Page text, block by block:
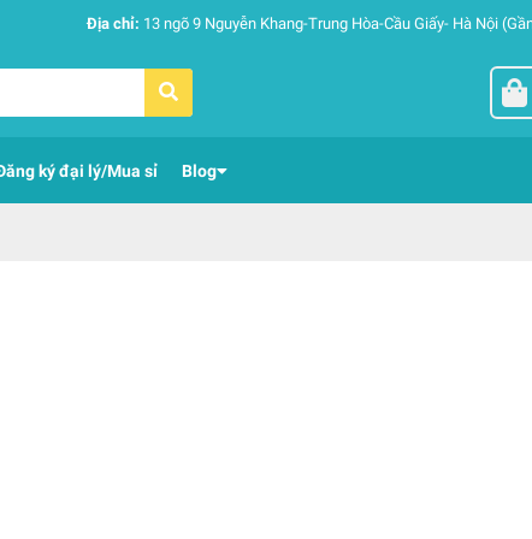
Địa chỉ: 13 ngõ 9 Nguyễn Khang-Trung Hòa-Cầu Giấy- Hà Nội
ký đại lý/Mua sỉ Blog